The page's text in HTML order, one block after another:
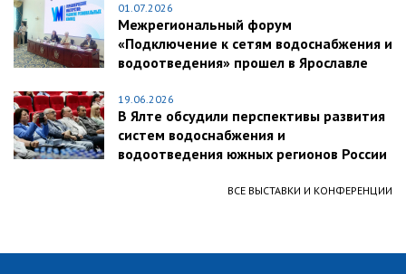
01.07.2026
Межрегиональный форум
«Подключение к сетям водоснабжения и
водоотведения» прошел в Ярославле
19.06.2026
В Ялте обсудили перспективы развития
систем водоснабжения и
водоотведения южных регионов России
ВСЕ ВЫСТАВКИ И КОНФЕРЕНЦИИ